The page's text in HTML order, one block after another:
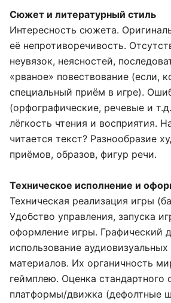
Сюжет и литературный стиль
Интересность сюжета.
её непротиворечивость.
неувязок, неясностей,
«рваное» повествование (если,
специальный приём в игре).
(орфографические, речевые и
лёгкость чтения и восприятия.
читается текст? Разнообразие
приёмов, образов, фигур речи.
Техническое исполнение и
Техническая реализация игры
Удобство управления, запуска
оформление игры. Графический
использование
материалов. Их органичность
геймплею. Оценка стандартного
платформы/движка (дефолтные